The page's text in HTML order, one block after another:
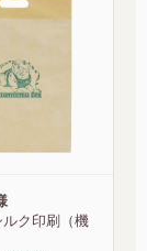
ルク印刷（機